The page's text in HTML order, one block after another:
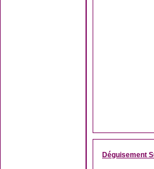
Déguisement